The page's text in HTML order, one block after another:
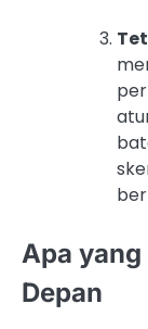
Apa
Depan